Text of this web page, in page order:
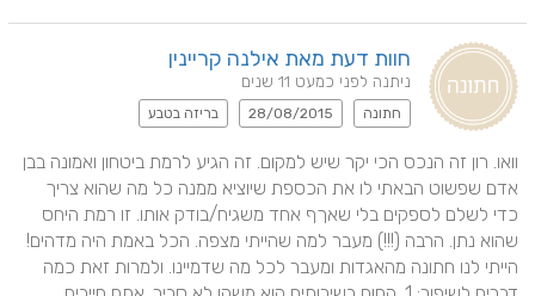
חוות דעת מאת אילנה קריינין
ניתנה לפני כמעט 11 שנים
חתונה 28/08/2015 בריזה בטבע